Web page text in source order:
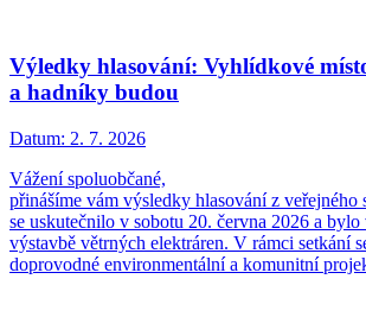
Výledky hlasování: Vyhlídkové
a hadníky budou
Datum: 2. 7. 2026
Vážení spoluobčané,
přinášíme vám výsledky hlasování z veřejného
se uskutečnilo v sobotu 20. června 2026 a
výstavbě větrných elektráren. V rámci setkání
doprovodné environmentální a komunitní